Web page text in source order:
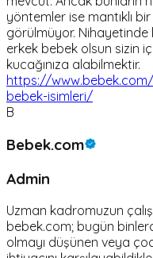
yöntemler ise mantıklı
görülmüyor. Nihayetinde
erkek bebek olsun sizin
kucağınıza alabilmektir.
https://
bebek-isimleri/
B
Bebek.com
Admin
Uzman kadromuzun
bebek.com; bugün
olmayı düşünen veya